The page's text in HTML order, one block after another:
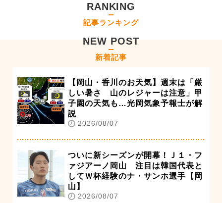
RANKING
記事ランキング
NEW POST
新着記事
【岡山・香川のお天気】週末は「厳
しい暑さ 山のレジャーは注意」甲
子園の天気も…光岡気象予報士が解
説
2026/08/07
ついに新シーズンが開幕！Ｊ１・フ
ァジアーノ岡山 注目は韓国代表と
してＷ杯経験のナ・サンホ選手【岡
山】
2026/08/07